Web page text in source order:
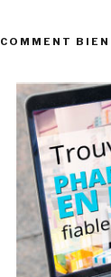
COMMENT